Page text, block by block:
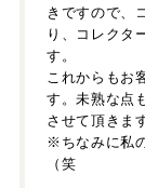
きですので、
り、コレクタ
す。
これからもお
す。未熟な点
させて頂きま
※ちなみに私
（笑